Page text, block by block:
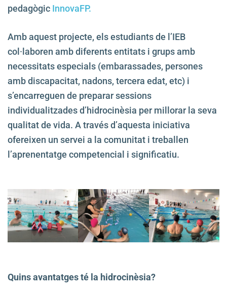
pedagògic InnovaFP.
Amb aquest projecte, els estudiants de l’IEB
col·laboren amb diferents entitats i grups amb
necessitats especials (embarassades, persones
amb discapacitat, nadons, tercera edat, etc) i
s’encarreguen de preparar sessions
individualitzades d’hidrocinèsia per millorar la seva
qualitat de vida. A través d’aquesta iniciativa
ofereixen un servei a la comunitat i treballen
l’aprenentatge competencial i significatiu.
Quins avantatges té la hidrocinèsia?